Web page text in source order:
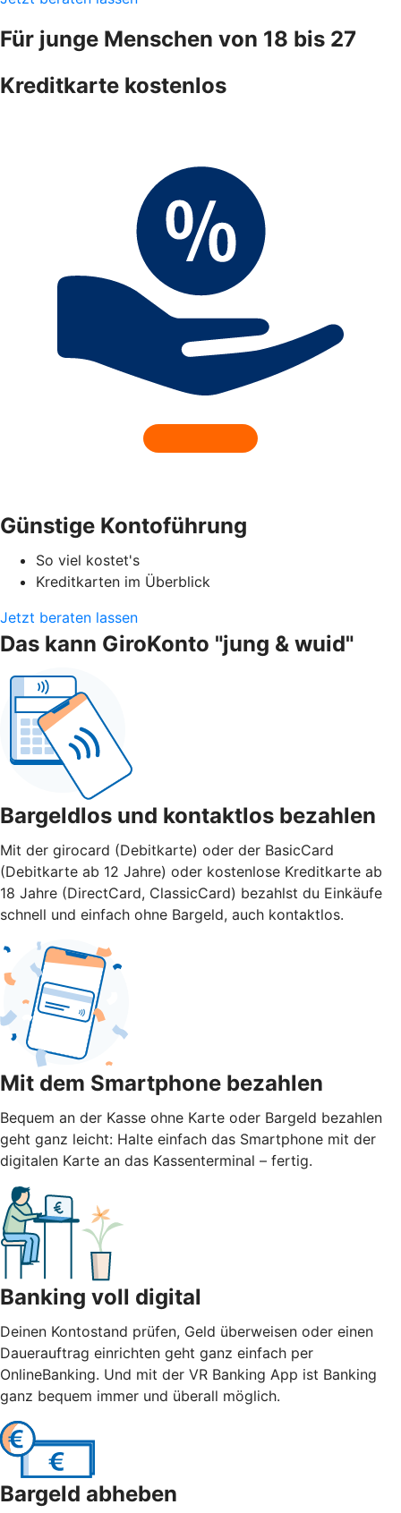
Für junge Menschen von 18 bis 27
Kreditkarte kostenlos
Günstige Kontoführung
So viel kostet's
Kreditkarten im Überblick
Jetzt beraten lassen
Das kann GiroKonto "jung & wuid"
Bargeldlos und kontaktlos bezahlen
Mit der girocard (Debitkarte) oder der BasicCard
(Debitkarte ab 12 Jahre) oder kostenlose Kreditkarte ab
18 Jahre (DirectCard, ClassicCard) bezahlst du Einkäufe
schnell und einfach ohne Bargeld, auch kontaktlos.
Mit dem Smartphone bezahlen
Bequem an der Kasse ohne Karte oder Bargeld bezahlen
geht ganz leicht: Halte einfach das Smartphone mit der
digitalen Karte an das Kassenterminal – fertig.
Banking voll digital
Deinen Kontostand prüfen, Geld überweisen oder einen
Dauerauftrag einrichten geht ganz einfach per
OnlineBanking. Und mit der VR Banking App ist Banking
ganz bequem immer und überall möglich.
Bargeld abheben